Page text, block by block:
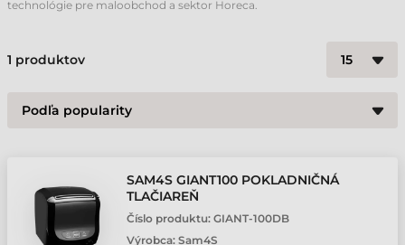
technológie pre maloobchod a sektor Horeca.
1 produktov
SAM4S GIANT100 POKLADNIČNÁ
TLAČIAREŇ
Číslo produktu: GIANT-100DB
Výrobca: Sam4S